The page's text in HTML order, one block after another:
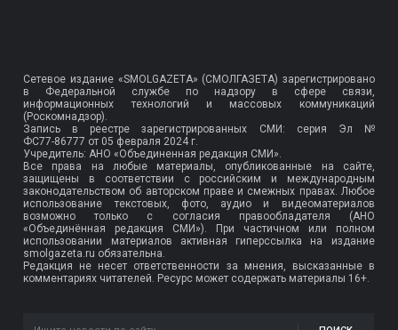
Сетевое издание «SMOLGAZETA» (СМОЛГАЗЕТА) зарегистрировано
в Федеральной службе по надзору в сфере связи,
информационных технологий и массовых коммуникаций
(Роскомнадзор).
Запись в реестре зарегистрированных СМИ: серия Эл №
ФС77-86777 от 05 февраля 2024 г.
Учредитель: АНО «Объединенная редакция СМИ».
Все права на любые материалы, опубликованные на сайте,
защищены в соответствии с российским и международным
законодательством об авторском праве и смежных правах. Любое
использование текстовых, фото, аудио и видеоматериалов
возможно только с согласия правообладателя (АНО
«Объединённая редакция СМИ»). При частичном или полном
использовании материалов активная гиперссылка на издание
smolgazeta.ru обязательна.
Редакция не несет ответственности за мнения, высказанные в
комментариях читателей. Ресурс может содержать материалы 16+.